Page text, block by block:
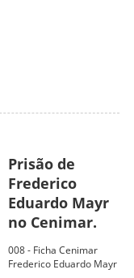
Prisão de
Frederico
Eduardo Mayr
no Cenimar.
008 - Ficha Cenimar
Frederico Eduardo Mayr